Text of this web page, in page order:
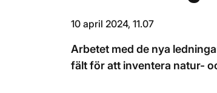
10 april 2024, 11.07
Arbetet med de nya
fält för att inventera natur-